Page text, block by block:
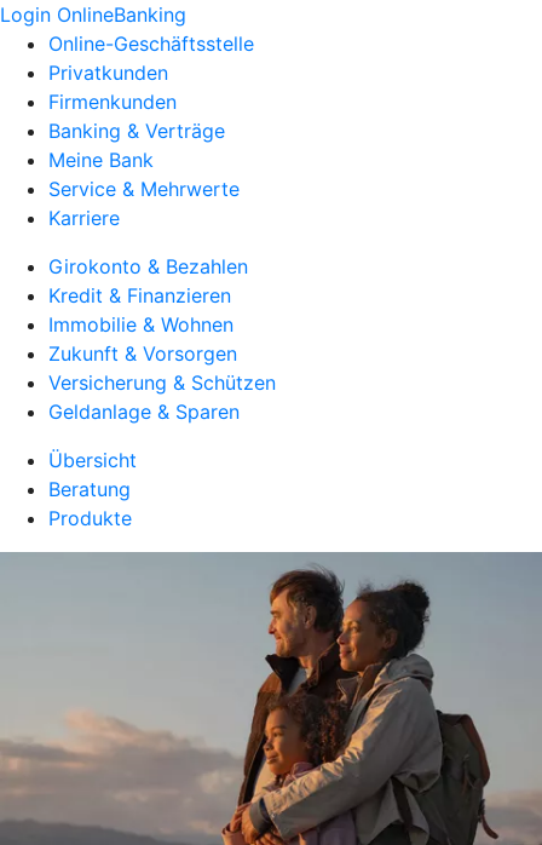
Login OnlineBanking
Online-Geschäftsstelle
Privatkunden
Firmenkunden
Banking & Verträge
Meine Bank
Service & Mehrwerte
Karriere
Girokonto & Bezahlen
Kredit & Finanzieren
Immobilie & Wohnen
Zukunft & Vorsorgen
Versicherung & Schützen
Geldanlage & Sparen
Übersicht
Beratung
Produkte